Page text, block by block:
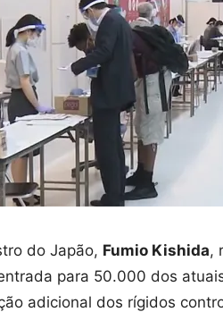
do Japão, Fumio Kishida,
para 50.000 dos
adicional dos rígidos